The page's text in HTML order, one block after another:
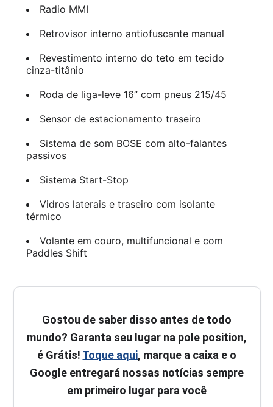
Radio MMI
Retrovisor interno antiofuscante manual
Revestimento interno do teto em tecido
cinza-titânio
Roda de liga-leve 16” com pneus 215/45
Sensor de estacionamento traseiro
Sistema de som BOSE com alto-falantes
passivos
Sistema Start-Stop
Vidros laterais e traseiro com isolante
térmico
Volante em couro, multifuncional e com
Paddles Shift
Gostou de saber disso antes de todo
mundo? Garanta seu lugar na pole position,
é Grátis! Toque aqui, marque a caixa e o
Google entregará nossas notícias sempre
em primeiro lugar para você